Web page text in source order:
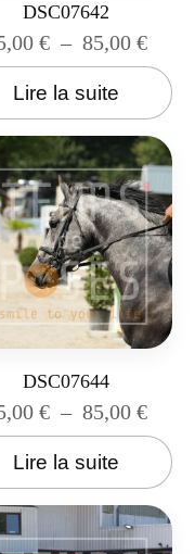
DSC07642
€ – 85,00€
Lire la suite
DSC07644
€ – 85,00€
Lire la suite